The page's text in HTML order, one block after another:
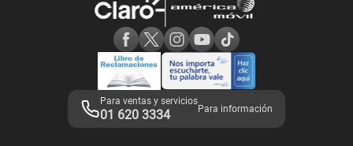
Adquirientes iPhone 6, 6S y SE
Mensaje de Seguridad
Términos y Condiciones de Tienda Claro
Libro de Reclamaciones
Legales de marketplace
Para ventas y servicios
01 620 3334 Para información